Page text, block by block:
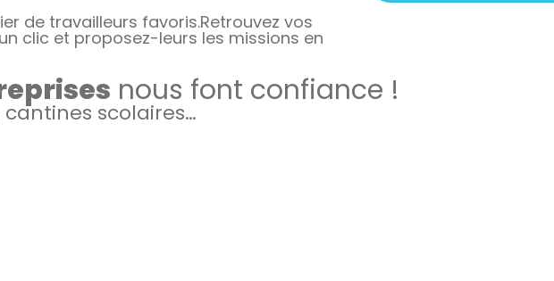
de travailleurs favoris.Retrouvez vos
clic et proposez-leurs les missions en
nous font confiance !
scolaires…